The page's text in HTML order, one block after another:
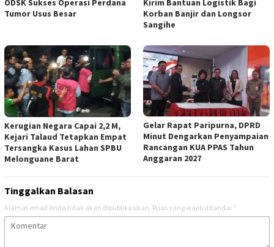
ODSK Sukses Operasi Perdana
Tumor Usus Besar
Kirim Bantuan Logistik Bagi
Korban Banjir dan Longsor
Sangihe
Kerugian Negara Capai 2,2 M,
Kejari Talaud Tetapkan Empat
Tersangka Kasus Lahan SPBU
Melonguane Barat
Gelar Rapat Paripurna, DPRD
Minut Dengarkan Penyampaian
Rancangan KUA PPAS Tahun
Anggaran 2027
Tinggalkan Balasan
Alamat email Anda tidak akan dipublikasikan. Ruas yang wajib ditandai *